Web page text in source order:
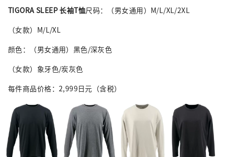
TIGORA SLEEP 长袖T恤尺码：（男女通用）M/L/XL/2XL
（女款）M/L/XL
颜色：（男女通用）黑色/深灰色
（女款）象牙色/炭灰色
每件商品价格：2,999日元（含税）